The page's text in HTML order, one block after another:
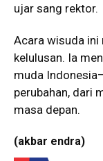
ujar sang rektor.
Acara wisuda ini
kelulusan. Ia
muda
perubahan, dari
masa depan.
(akbar endra)